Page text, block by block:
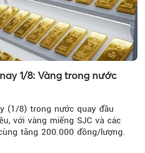
1/8: Vàng trong nước
(1/8) trong nước quay đầu
với vàng miếng SJC và các
tăng 200.000 đồng/lượng.